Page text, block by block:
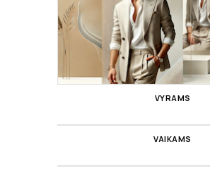
VYRAMS
VAIKAMS